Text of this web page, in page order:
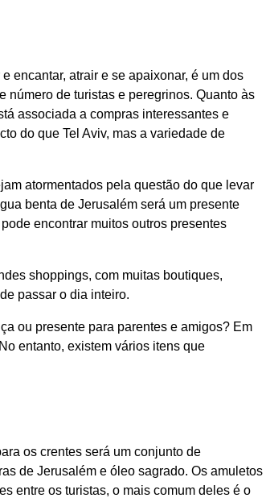
encantar, atrair e se apaixonar, é um dos
número de turistas e peregrinos. Quanto às
associada a compras interessantes e
do que Tel Aviv, mas a variedade de
atormentados pela questão do que levar
benta de Jerusalém será um presente
encontrar muitos outros presentes
shoppings, com muitas boutiques,
passar o dia inteiro.
ou presente para parentes e amigos? Em
entanto, existem vários itens que
os crentes será um conjunto de
de Jerusalém e óleo sagrado. Os amuletos
entre os turistas, o mais comum deles é o